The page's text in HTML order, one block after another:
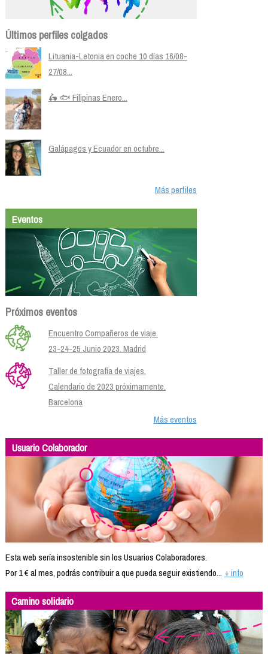
Últimos perfiles colgados
Lituania-Letonia en coche 10 días 16/08-
27/08...
🛵 🐟 Filipinas Enero...
Galápagos y Ecuador en octubre...
Más perfiles
Eventos
Próximos eventos
Encuentro Compañeros de viaje.
23-24-25 Junio 2023. Madrid
Taller de fotografía de viajes.
Calendario de 2023 próximamente.
Barcelona
Más eventos
Usuario Colaborador
Esta web sería insostenible sin los Usuarios Colaboradores.
Por 1 € al mes, podrás contribuir a que pueda seguir existiendo... + info
Camino solidario